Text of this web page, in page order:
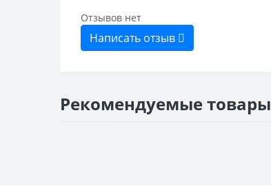
Отзывов нет
Написать отзыв
Рекомендуемые товары